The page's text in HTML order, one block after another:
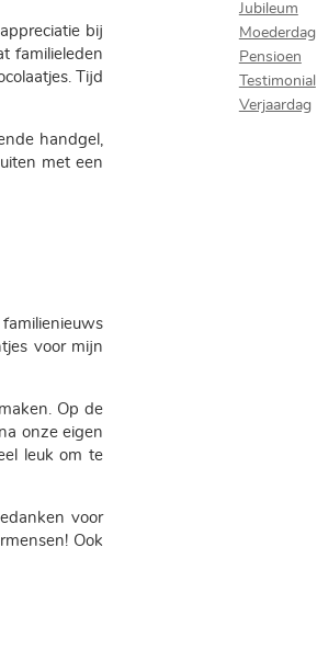
bij
familieleden
Tijd
handgel,
met een
voor mijn
Op de
onze eigen
leuk om te
voor
Ook
Jubileum
Moederdag
Pensioen
Testimonial
Verjaardag